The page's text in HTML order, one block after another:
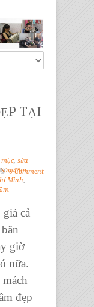
TẠI
, sửa
Sửa đầm
Minh,
0 Comment
cả
giờ
nữa.
đẹp